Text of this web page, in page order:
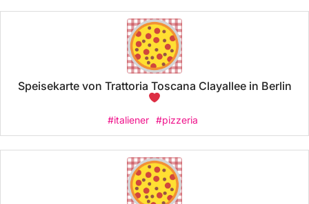
Speisekarte von Trattoria Toscana Clayallee in Berlin
#italiener #pizzeria